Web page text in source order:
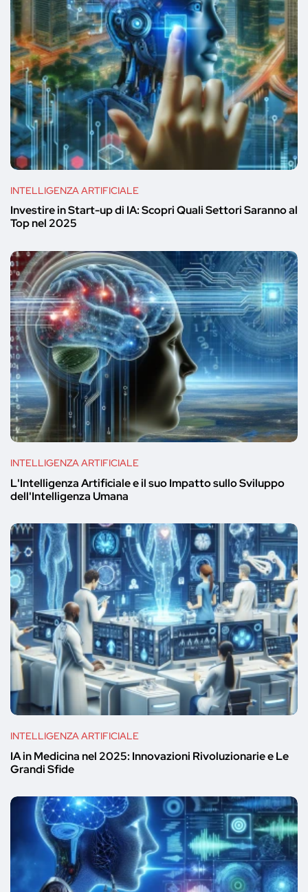
INTELLIGENZA ARTIFICIALE
Investire in Start-up di IA: Scopri Quali Settori Saranno al
Top nel 2025
INTELLIGENZA ARTIFICIALE
L'Intelligenza Artificiale e il suo Impatto sullo Sviluppo
dell'Intelligenza Umana
INTELLIGENZA ARTIFICIALE
IA in Medicina nel 2025: Innovazioni Rivoluzionarie e Le
Grandi Sfide